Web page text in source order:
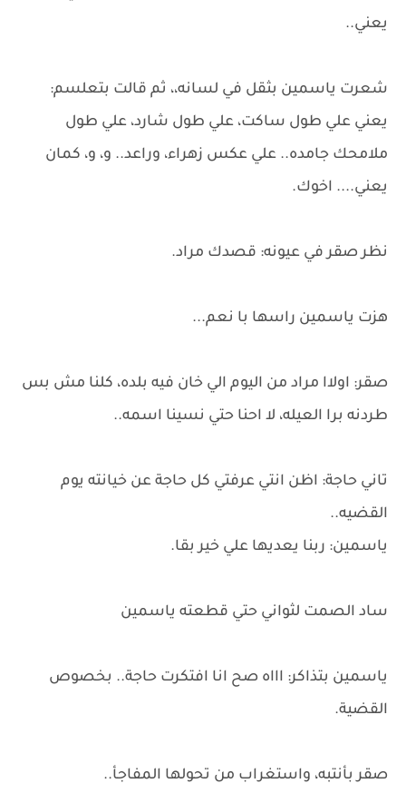
يعني..
شعرت ياسمين بثقل في لسانه،، ثم قالت بتعلسم:
يعني علي طول ساكت، علي طول شارد، علي طول
ملامحك جامده.. علي عكس زهراء، وراعد.. و، و، كمان
يعني.... اخوك.
نظر صقر في عيونه: قصدك مراد.
هزت ياسمين راسها با نعم...
صقر: اولاا مراد من اليوم الي خان فيه بلده، كلنا مش بس
طردنه برا العيله، لا احنا حتي نسينا اسمه..
تاني حاجة: اظن انتي عرفتي كل حاجة عن خيانته يوم
القضيه..
ياسمين: ربنا يعديها علي خير بقا.
ساد الصمت لثواني حتي قطعته ياسمين
ياسمين بتذاكر: اااه صح انا افتكرت حاجة.. بخصوص
القضية.
صقر بأنتبه، واستغراب من تحولها المفاجأ..